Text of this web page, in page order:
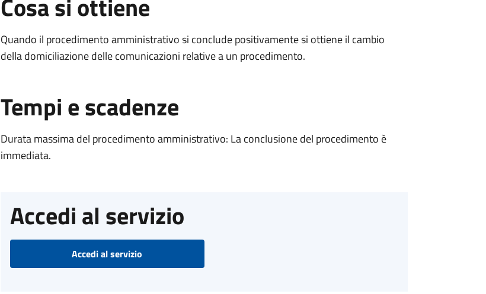
Cosa si ottiene
Quando il procedimento amministrativo si conclude positivamente si ottiene il cambio
della domiciliazione delle comunicazioni relative a un procedimento.
Tempi e scadenze
Durata massima del procedimento amministrativo: La conclusione del procedimento è
immediata.
Accedi al servizio
Accedi al servizio